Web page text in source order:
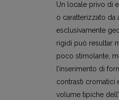
Un locale privo di
o caratterizzato da
esclusivamente
rigidi può resultar
poco stimolante,
l’inserimento di
contrasti cromatici
volume tipiche dell’